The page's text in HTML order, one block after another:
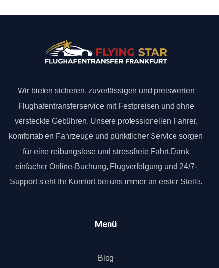
Wir bieten sicheren, zuverlässigen und preiswerten
Flughafentransferservice mit Festpreisen und ohne
versteckte Gebühren. Unsere professionellen Fahrer,
komfortablen Fahrzeuge und pünktlicher Service sorgen
für eine reibungslose und stressfreie Fahrt.Dank
einfacher Online-Buchung, Flugverfolgung und 24/7-
Support steht Ihr Komfort bei uns immer an erster Stelle.
Menü
Blog